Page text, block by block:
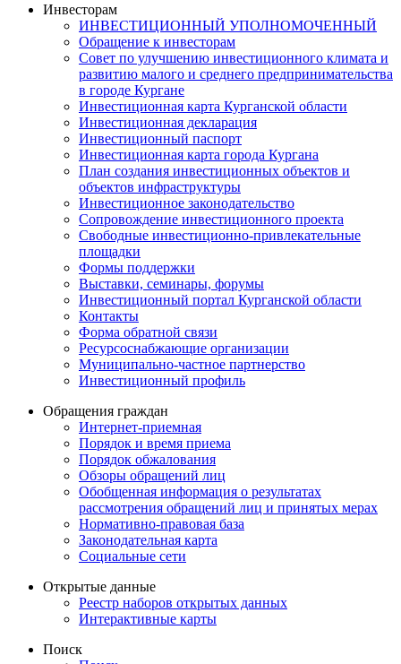
Инвесторам
ИНВЕСТИЦИОННЫЙ УПОЛНОМОЧЕННЫЙ
Обращение к инвесторам
Совет по улучшению инвестиционного климата и
развитию малого и среднего предпринимательства
в городе Кургане
Инвестиционная карта Курганской области
Инвестиционная декларация
Инвестиционный паспорт
Инвестиционная карта города Кургана
План создания инвестиционных объектов и
объектов инфраструктуры
Инвестиционное законодательство
Сопровождение инвестиционного проекта
Свободные инвестиционно-привлекательные
площадки
Формы поддержки
Выставки, семинары, форумы
Инвестиционный портал Курганской области
Контакты
Форма обратной связи
Ресурсоснабжающие организации
Муниципально-частное партнерство
Инвестиционный профиль
Обращения граждан
Интернет-приемная
Порядок и время приема
Порядок обжалования
Обзоры обращений лиц
Обобщенная информация о результатах
рассмотрения обращений лиц и принятых мерах
Нормативно-правовая база
Законодательная карта
Социальные сети
Открытые данные
Реестр наборов открытых данных
Интерактивные карты
Поиск